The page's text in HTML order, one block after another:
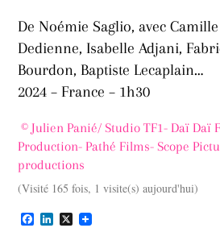
De Noémie Saglio, avec
Dedienne, Isabelle Adjani,
Bourdon, Baptiste Lecaplain…
2024 – France – 1h30
© Julien Panié/ Studio TF1- Daï Daï
Production- Pathé Films- Scope
productions
(Visité 165 fois, 1 visite(s) aujourd'hui)
F L X